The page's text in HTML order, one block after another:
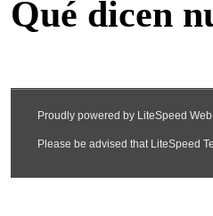
Qué dicen